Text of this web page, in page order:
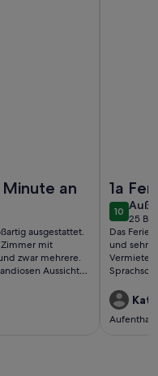
an
ausgestattet.
mit
zwar mehrere.
Aussicht.
benötigten oder
Wir
und wir
1a
1010 von
25
(25
Das
und sehr
wieder.